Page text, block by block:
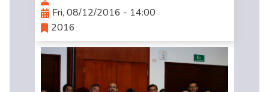
Fri, 08/12/2016 - 14:00
2016